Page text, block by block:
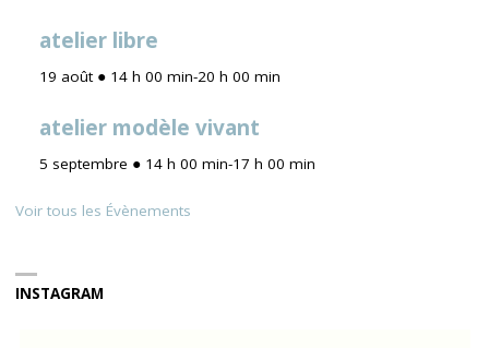
atelier libre
19 août ● 14 h 00 min-20 h 00 min
atelier modèle vivant
5 septembre ● 14 h 00 min-17 h 00 min
Voir tous les Évènements
INSTAGRAM